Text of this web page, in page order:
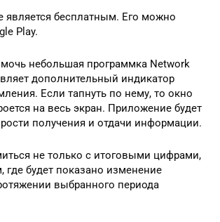
является бесплатным. Его можно
Play.
небольшая программка Network
дополнительный индикатор
Если тапнуть по нему, то окно
на весь экран. Приложение будет
получения и отдачи информации.
не только с итоговыми цифрами,
где будет показано изменение
выбранного периода